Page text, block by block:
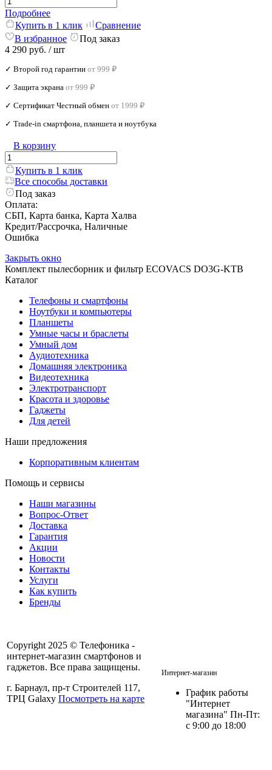
Подробнее
Купить в 1 клик
Сравнение
В избранное
Под заказ
4 290 руб. / шт
✓ Второй год гарантии от 999 ₽
✓ Защита экрана от 999 ₽
✓ Сертификат Честный обмен от 1999 ₽
✓ Trade‑in смартфона, планшета и ноутбука
В корзину
Купить в 1 клик
Все способы доставки
Под заказ
Оплата:
СБП, Карта банка, Карта Халва
Кредит/Рассрочка, Наличные
Ошибка
Закрыть окно
Комплект пылесборник и фильтр ECOVACS DO3G-KTB
Каталог
Телефоны и смартфоны
Ноутбуки и компьютеры
Планшеты
Умные часы и браслеты
Умный дом
Аудиотехника
Домашняя электроника
Видеотехника
Электротранспорт
Красота и здоровье
Гаджеты
Для детей
Наши предложения
Корпоративным клиентам
Помощь и сервисы
Наши магазины
Вопрос-Ответ
Доставка
Гарантия
Акции
Новости
Контакты
Услуги
Как купить
Бренды
Copyright 2025 © Телефоника -
интернет-магазин смартфонов и
гаджетов. Все права защищены.
г. Барнаул, пр-т Строителей 117,
ТРЦ Galaxy Посмотреть на карте
Интернет-магазин
График работы
"Интернет
магазина" Пн-Пт:
с 9:00 до 18:00